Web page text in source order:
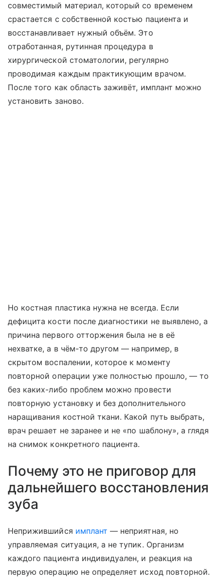
совместимый материал, который со временем
срастается с собственной костью пациента и
восстанавливает нужный объём. Это
отработанная, рутинная процедура в
хирургической стоматологии, регулярно
проводимая каждым практикующим врачом.
После того как область заживёт, имплант можно
установить заново.
Но костная пластика нужна не всегда. Если
дефицита кости после диагностики не выявлено, а
причина первого отторжения была не в её
нехватке, а в чём-то другом — например, в
скрытом воспалении, которое к моменту
повторной операции уже полностью прошло, — то
без каких-либо проблем можно провести
повторную установку и без дополнительного
наращивания костной ткани. Какой путь выбрать,
врач решает не заранее и не «по шаблону», а глядя
на снимок конкретного пациента.
Почему это не приговор для
дальнейшего восстановления
зуба
Неприжившийся имплант — неприятная, но
управляемая ситуация, а не тупик. Организм
каждого пациента индивидуален, и реакция на
первую операцию не определяет исход повторной.